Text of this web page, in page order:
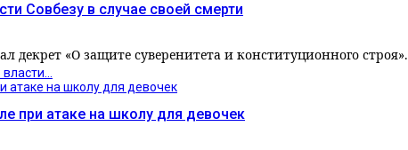
Совбезу в случае своей смерти
декрет «О защите суверенитета и конституционного строя».
при атаке на школу для девочек